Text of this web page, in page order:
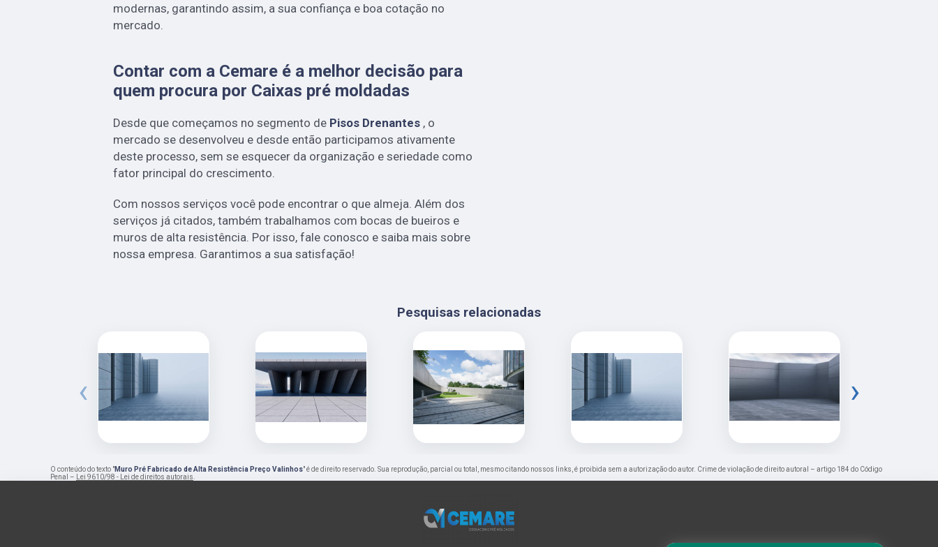
modernas, garantindo assim, a sua confiança e boa cotação no
mercado.
Contar com a Cemare é a melhor decisão para
quem procura por Caixas pré moldadas
Desde que começamos no segmento de Pisos Drenantes , o
mercado se desenvolveu e desde então participamos ativamente
deste processo, sem se esquecer da organização e seriedade como
fator principal do crescimento.
Com nossos serviços você pode encontrar o que almeja. Além dos
serviços já citados, também trabalhamos com bocas de bueiros e
muros de alta resistência. Por isso, fale conosco e saiba mais sobre
nossa empresa. Garantimos a sua satisfação!
Pesquisas relacionadas
‹ ›
O conteúdo do texto "Muro Pré Fabricado de Alta Resistência Preço Valinhos" é de direito reservado. Sua reprodução, parcial ou total, mesmo citando nossos links, é proibida sem a autorização do autor. Crime de violação de direito autoral – artigo 184 do Código
Penal – Lei 9610/98 - Lei de direitos autorais.